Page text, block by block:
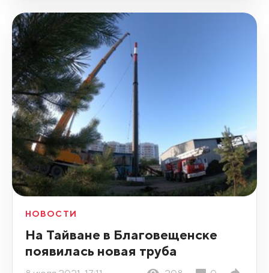
НОВОСТИ
На Тайване в Благовещенске
появилась новая труба